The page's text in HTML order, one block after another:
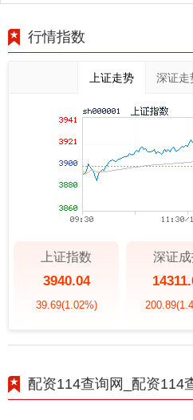
行情指数
上证走势 深证走
上证指数
3940.04
39.69(1.02%)
深证
200.89
配资114查询网_配资114